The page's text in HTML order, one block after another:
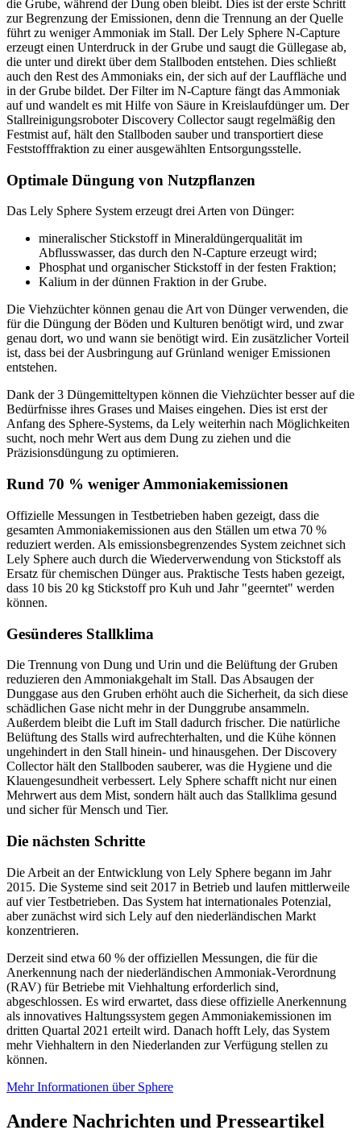
die Grube, während der Dung oben bleibt. Dies ist der erste Schritt
zur Begrenzung der Emissionen, denn die Trennung an der Quelle
führt zu weniger Ammoniak im Stall. Der Lely Sphere N-Capture
erzeugt einen Unterdruck in der Grube und saugt die Güllegase ab,
die unter und direkt über dem Stallboden entstehen. Dies schließt
auch den Rest des Ammoniaks ein, der sich auf der Lauffläche und
in der Grube bildet. Der Filter im N-Capture fängt das Ammoniak
auf und wandelt es mit Hilfe von Säure in Kreislaufdünger um. Der
Stallreinigungsroboter Discovery Collector saugt regelmäßig den
Festmist auf, hält den Stallboden sauber und transportiert diese
Feststofffraktion zu einer ausgewählten Entsorgungsstelle.
Optimale Düngung von Nutzpflanzen
Das Lely Sphere System erzeugt drei Arten von Dünger:
mineralischer Stickstoff in Mineraldüngerqualität im
Abflusswasser, das durch den N-Capture erzeugt wird;
Phosphat und organischer Stickstoff in der festen Fraktion;
Kalium in der dünnen Fraktion in der Grube.
Die Viehzüchter können genau die Art von Dünger verwenden, die
für die Düngung der Böden und Kulturen benötigt wird, und zwar
genau dort, wo und wann sie benötigt wird. Ein zusätzlicher Vorteil
ist, dass bei der Ausbringung auf Grünland weniger Emissionen
entstehen.
Dank der 3 Düngemitteltypen können die Viehzüchter besser auf die
Bedürfnisse ihres Grases und Maises eingehen. Dies ist erst der
Anfang des Sphere-Systems, da Lely weiterhin nach Möglichkeiten
sucht, noch mehr Wert aus dem Dung zu ziehen und die
Präzisionsdüngung zu optimieren.
Rund 70 % weniger Ammoniakemissionen
Offizielle Messungen in Testbetrieben haben gezeigt, dass die
gesamten Ammoniakemissionen aus den Ställen um etwa 70 %
reduziert werden. Als emissionsbegrenzendes System zeichnet sich
Lely Sphere auch durch die Wiederverwendung von Stickstoff als
Ersatz für chemischen Dünger aus. Praktische Tests haben gezeigt,
dass 10 bis 20 kg Stickstoff pro Kuh und Jahr "geerntet" werden
können.
Gesünderes Stallklima
Die Trennung von Dung und Urin und die Belüftung der Gruben
reduzieren den Ammoniakgehalt im Stall. Das Absaugen der
Dunggase aus den Gruben erhöht auch die Sicherheit, da sich diese
schädlichen Gase nicht mehr in der Dunggrube ansammeln.
Außerdem bleibt die Luft im Stall dadurch frischer. Die natürliche
Belüftung des Stalls wird aufrechterhalten, und die Kühe können
ungehindert in den Stall hinein- und hinausgehen. Der Discovery
Collector hält den Stallboden sauberer, was die Hygiene und die
Klauengesundheit verbessert. Lely Sphere schafft nicht nur einen
Mehrwert aus dem Mist, sondern hält auch das Stallklima gesund
und sicher für Mensch und Tier.
Die nächsten Schritte
Die Arbeit an der Entwicklung von Lely Sphere begann im Jahr
2015. Die Systeme sind seit 2017 in Betrieb und laufen mittlerweile
auf vier Testbetrieben. Das System hat internationales Potenzial,
aber zunächst wird sich Lely auf den niederländischen Markt
konzentrieren.
Derzeit sind etwa 60 % der offiziellen Messungen, die für die
Anerkennung nach der niederländischen Ammoniak-Verordnung
(RAV) für Betriebe mit Viehhaltung erforderlich sind,
abgeschlossen. Es wird erwartet, dass diese offizielle Anerkennung
als innovatives Haltungssystem gegen Ammoniakemissionen im
dritten Quartal 2021 erteilt wird. Danach hofft Lely, das System
mehr Viehhaltern in den Niederlanden zur Verfügung stellen zu
können.
Mehr Informationen über Sphere
Andere Nachrichten und Presseartikel